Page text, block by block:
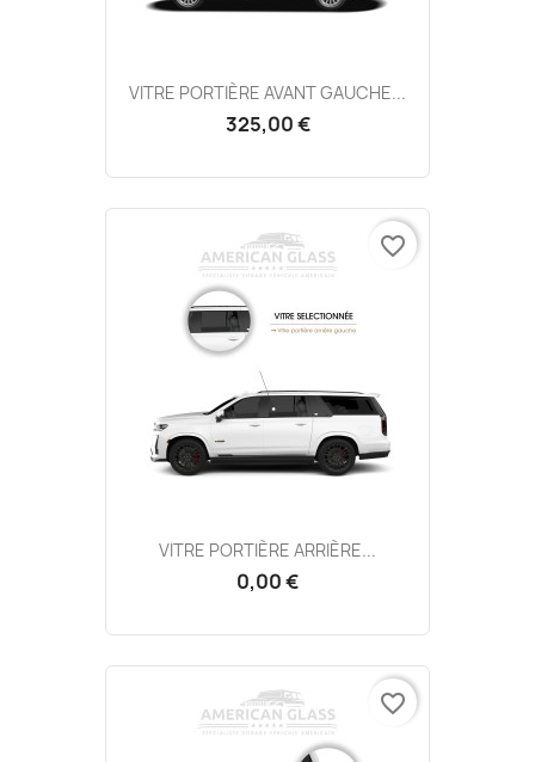
VITRE PORTIÈRE AVANT GAUCHE...
325,00 €
VITRE PORTIÈRE ARRIÈRE...
0,00 €
favorite_border
favorite_border